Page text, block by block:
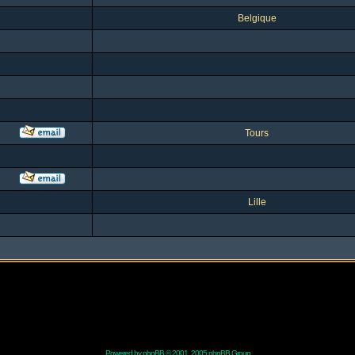
Belgique
Tours
Lille
Powered byphpBB© 2001, 2005 phpBB Group